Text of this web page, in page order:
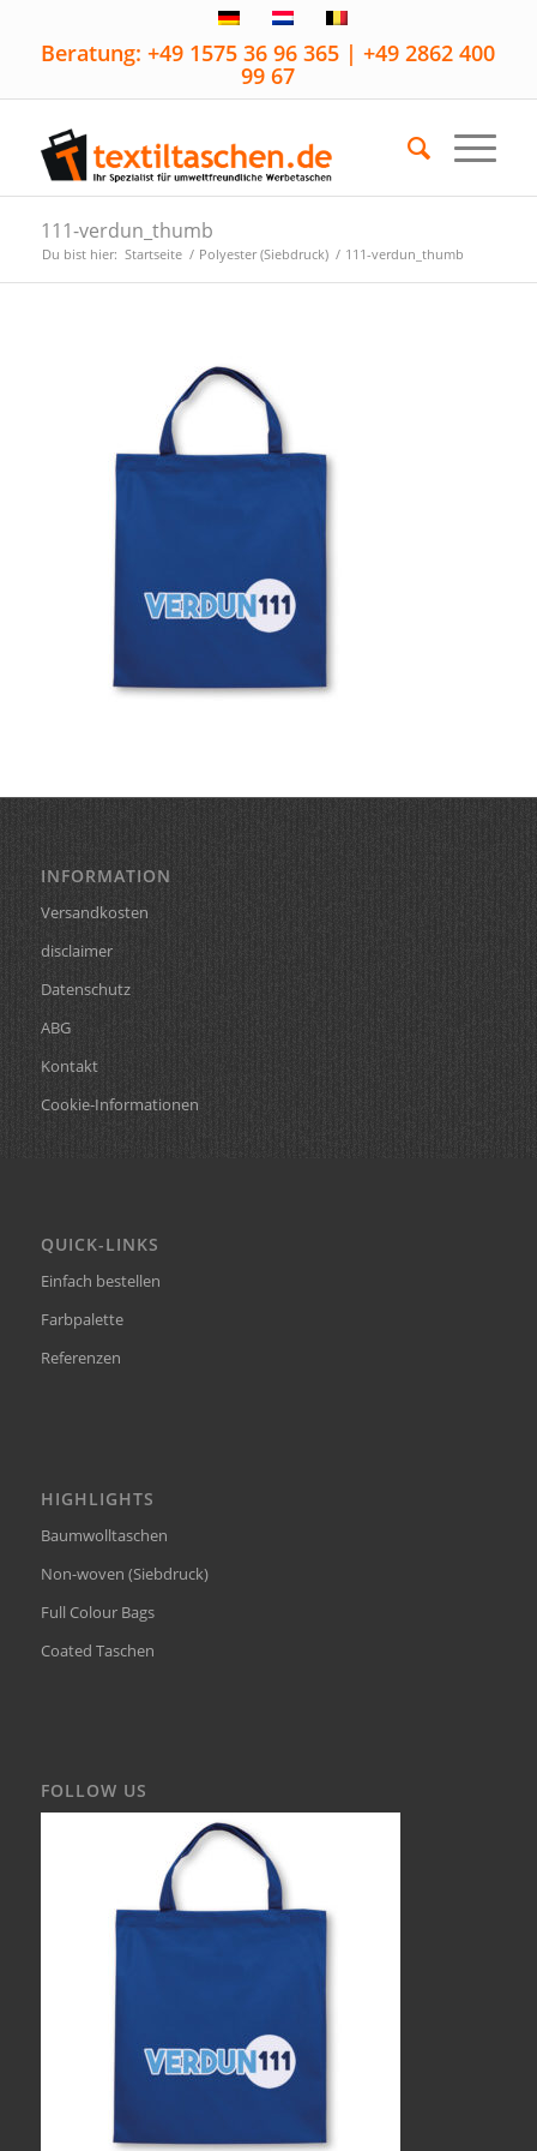
Beratung: +49 1575 36 96 365 | +49 2862 400
99 67
111-verdun_thumb
Du bist hier: Startseite / Polyester (Siebdruck) / 111-verdun_thumb
INFORMATION
Versandkosten
disclaimer
Datenschutz
ABG
Kontakt
Cookie-Informationen
QUICK-LINKS
Einfach bestellen
Farbpalette
Referenzen
HIGHLIGHTS
Baumwolltaschen
Non-woven (Siebdruck)
Full Colour Bags
Coated Taschen
FOLLOW US